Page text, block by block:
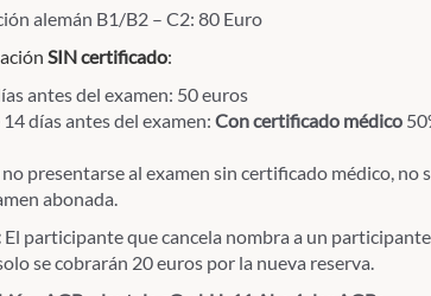
alemán B1/B2 – C2: 80 Euro
SIN certificado:
antes del examen: 50 euros
días antes del examen: Con certificado médico
no presentarse al examen sin certificado médico, no
abonada.
El participante que cancela nombra a un
se cobrarán 20 euros por la nueva reserva.